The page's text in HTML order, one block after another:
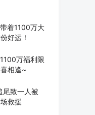
着1100万大
好运！
万福利限
相逢~
尾致一人被
救援